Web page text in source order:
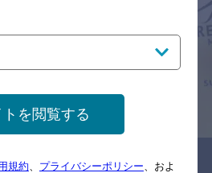
営業時間などの掲載情報については、
されることがありますので、
ご来店くださいますようお願い申し上げま
提供：ぐるなび
連リンク
を閲覧する
規約、 プライバシーポリシー、およ